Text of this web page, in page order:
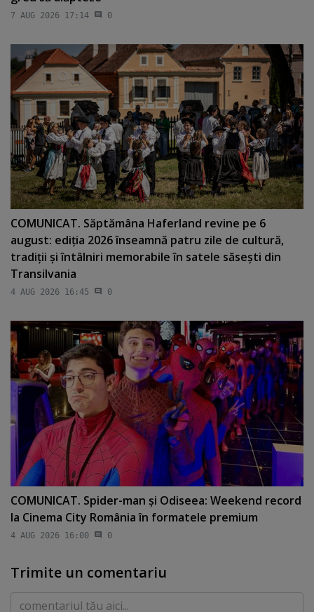
7 AUG 2026 17:14 0
COMUNICAT. Săptămâna Haferland revine pe 6
august: ediţia 2026 înseamnă patru zile de cultură,
tradiţii şi întâlniri memorabile în satele săseşti din
Transilvania
4 AUG 2026 16:45 0
COMUNICAT. Spider-man şi Odiseea: Weekend record
la Cinema City România în formatele premium
4 AUG 2026 16:00 0
Trimite un comentariu
Comentariu